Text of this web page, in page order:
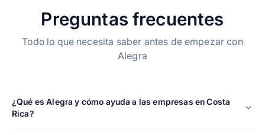
Preguntas frecuentes
Todo lo que necesita saber antes de empezar con
Alegra
¿Qué es Alegra y cómo ayuda a las empresas en Costa
Rica?